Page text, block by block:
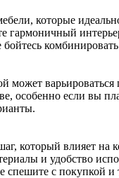
которые
гармоничный
может варьироваться
особенно если вы
который влияет на
и удобство
с покупкой и